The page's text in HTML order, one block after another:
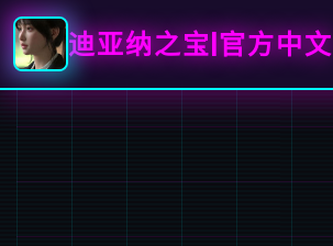
迪亚纳之宝|官方中文